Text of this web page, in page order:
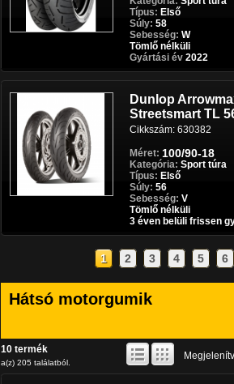
Típus: Első
Súly: 58
Sebesség: W
Tömlő nélküli
Gyártási év 2022
Dunlop
Streetsmart TL
Cikkszám: 630382
Méret: 100/90-18
Kategória: Sport túra
Típus: Első
Súly: 56
Sebesség: V
Tömlő nélküli
3 éven belüli frissen
1 2 3 4 5 6
Hátsó motorgumik
10 termék
a(z) 205 találatból.